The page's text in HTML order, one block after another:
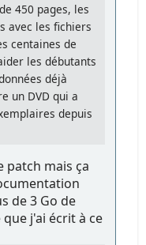
450 pages, les
avec les fichiers
centaines de
les débutants
déjà
un DVD qui a
depuis
patch mais ça
de 3 Go de
j'ai écrit à ce